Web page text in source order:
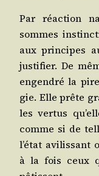
Par réac­tion
sommes
aux prin­cipes
jus­ti­fier. De
engen­dré la
gie. Elle prête
les ver­tus
comme si de
l’état avi­lis­sant
à la fois ceux